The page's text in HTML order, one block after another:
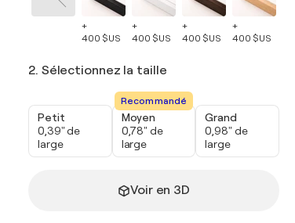
+
400 $US
+
400 $US
+
400 $US
+
400 $US
2. Sélectionnez la taille
Petit
0,39" de
large
Recommandé
Moyen
0,78" de
large
Grand
0,98" de
large
Voir en 3D